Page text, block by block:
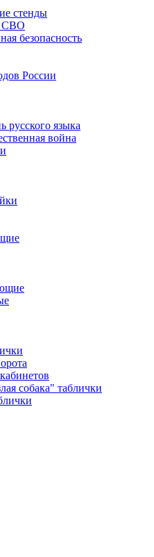
стенды
СВО
безопасность
России
языка
война
собака" таблички